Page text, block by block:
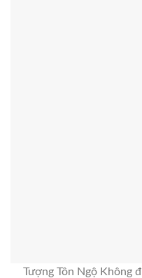
Tượng Tôn Ngộ Không